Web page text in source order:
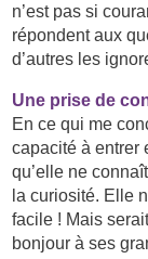
n’est pas si
répondent aux
d’autres les
Une prise de
En ce qui me
capacité à entrer
qu’elle ne
la curiosité. Elle
facile ! Mais
bonjour à ses